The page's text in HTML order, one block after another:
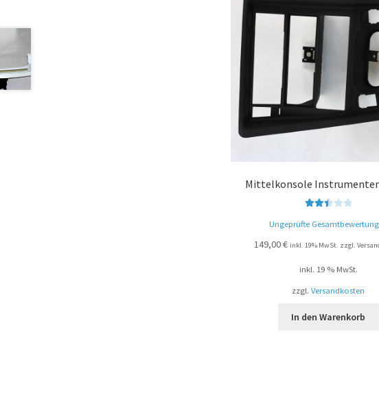
Mittelkonsole
et mit
2.50
Ungeprüfte
149,00€ inkl. 19% MwSt. zzgl.
inkl. 19 % MwSt.
zzgl.Versandkosten
In den Warenkorb